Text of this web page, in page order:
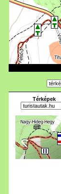
Térképek